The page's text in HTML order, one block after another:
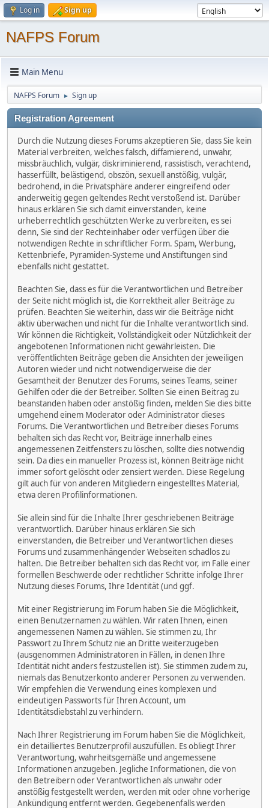
Log in Sign up
NAFPS Forum
Main Menu
NAFPS Forum ► Sign up
Registration Agreement
Durch die Nutzung dieses Forums akzeptieren Sie, dass Sie kein
Material verbreiten, welches falsch, diffamierend, unwahr,
missbräuchlich, vulgär, diskriminierend, rassistisch, verachtend,
hasserfüllt, belästigend, obszön, sexuell anstößig, vulgär,
bedrohend, in die Privatsphäre anderer eingreifend oder
anderweitig gegen geltendes Recht verstoßend ist. Darüber
hinaus erklären Sie sich damit einverstanden, keine
urheberrechtlich geschützten Werke zu verbreiten, es sei
denn, Sie sind der Rechteinhaber oder verfügen über die
notwendigen Rechte in schriftlicher Form. Spam, Werbung,
Kettenbriefe, Pyramiden-Systeme und Anstiftungen sind
ebenfalls nicht gestattet.
Beachten Sie, dass es für die Verantwortlichen und Betreiber
der Seite nicht möglich ist, die Korrektheit aller Beiträge zu
prüfen. Beachten Sie weiterhin, dass wir die Beiträge nicht
aktiv überwachen und nicht für die Inhalte verantwortlich sind.
Wir können die Richtigkeit, Vollständigkeit oder Nützlichkeit der
angebotenen Informationen nicht gewährleisten. Die
veröffentlichten Beiträge geben die Ansichten der jeweiligen
Autoren wieder und nicht notwendigerweise die der
Gesamtheit der Benutzer des Forums, seines Teams, seiner
Gehilfen oder die der Betreiber. Sollten Sie einen Beitrag zu
beanstanden haben oder anstößig finden, melden Sie dies bitte
umgehend einem Moderator oder Administrator dieses
Forums. Die Verantwortlichen und Betreiber dieses Forums
behalten sich das Recht vor, Beiträge innerhalb eines
angemessenen Zeitfensters zu löschen, sollte dies notwendig
sein. Da dies ein manueller Prozess ist, können Beiträge nicht
immer sofort gelöscht oder zensiert werden. Diese Regelung
gilt auch für von anderen Mitgliedern eingestelltes Material,
etwa deren Profilinformationen.
Sie allein sind für die Inhalte Ihrer geschriebenen Beiträge
verantwortlich. Darüber hinaus erklären Sie sich
einverstanden, die Betreiber und Verantwortlichen dieses
Forums und zusammenhängender Webseiten schadlos zu
halten. Die Betreiber behalten sich das Recht vor, im Falle einer
formellen Beschwerde oder rechtlicher Schritte infolge Ihrer
Nutzung dieses Forums, Ihre Identität (und ggf.
Mit einer Registrierung im Forum haben Sie die Möglichkeit,
einen Benutzernamen zu wählen. Wir raten Ihnen, einen
angemessenen Namen zu wählen. Sie stimmen zu, Ihr
Passwort zu Ihrem Schutz nie an Dritte weiterzugeben
(ausgenommen Administratoren in Fällen, in denen Ihre
Identität nicht anders festzustellen ist). Sie stimmen zudem zu,
niemals das Benutzerkonto anderer Personen zu verwenden.
Wir empfehlen die Verwendung eines komplexen und
eindeutigen Passworts für Ihren Account, um
Identitätsdiebstahl zu verhindern.
Nach Ihrer Registrierung im Forum haben Sie die Möglichkeit,
ein detailliertes Benutzerprofil auszufüllen. Es obliegt Ihrer
Verantwortung, wahrheitsgemäße und angemessene
Informationen anzugeben. Jegliche Informationen, die von
den Betreibern oder Verantwortlichen als unwahr oder
anstößig festgestellt werden, werden mit oder ohne vorherige
Ankündigung entfernt werden. Gegebenenfalls werden